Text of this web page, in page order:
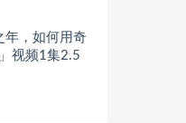
年，如何用奇
视频1集2.5